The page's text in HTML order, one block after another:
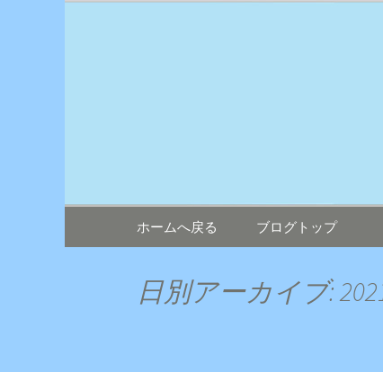
エイワ
コンテンツへ移動
ホームへ戻る ブログトップ
日別アーカイブ: